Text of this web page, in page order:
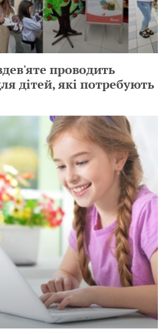
проводить
дітей, які потребують